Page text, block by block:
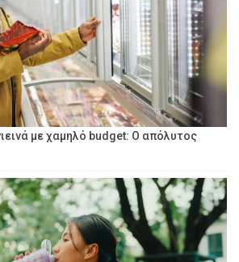
με χαμηλό budget: Ο απόλυτος